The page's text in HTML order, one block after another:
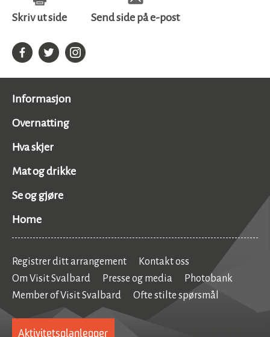
Skriv ut side Send side på e-post
Informasjon
Overnatting
Hva skjer
Mat og drikke
Se og gjøre
Home
Registrer ditt arrangement
Kontakt oss
Om Visit Svalbard
Presse og media
Photobank
Member of Visit Svalbard
Ofte stilte spørsmål
Aktivitetsplanlegger